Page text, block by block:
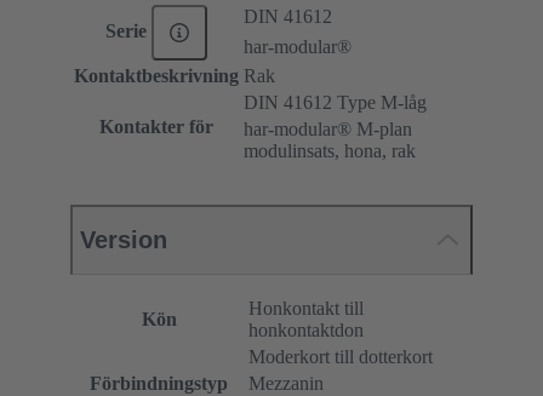
Serie
DIN 41612
har-modular®
Kontaktbeskrivning Rak
Kontakter för
DIN 41612 Type M-låg
har-modular® M-plan
modulinsats, hona, rak
Version
Kön
Honkontakt till
honkontaktdon
Förbindningstyp
Moderkort till dotterkort
Mezzanin